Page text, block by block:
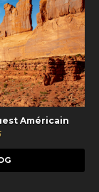
Américain